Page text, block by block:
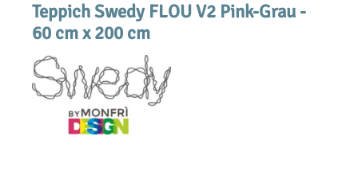
Teppich Swedy FLOU V2 Pink-Grau -
60 cm x 200 cm